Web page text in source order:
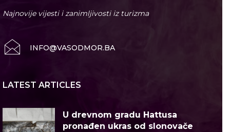
Najnovije vijesti i zanimljivosti iz turizma
INFO@VASODMOR.BA
LATEST ARTICLES
U drevnom gradu Hattusa
pronađen ukras od slonovače